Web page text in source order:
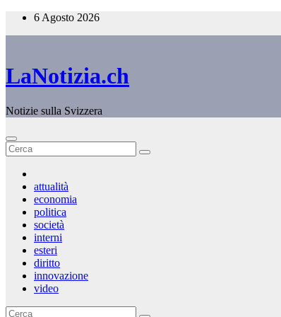
Salta
6 Agosto 2026
LaNotizia.ch
Notizie sulla Svizzera
attualità
economia
politica
società
interni
esteri
diritto
innovazione
video